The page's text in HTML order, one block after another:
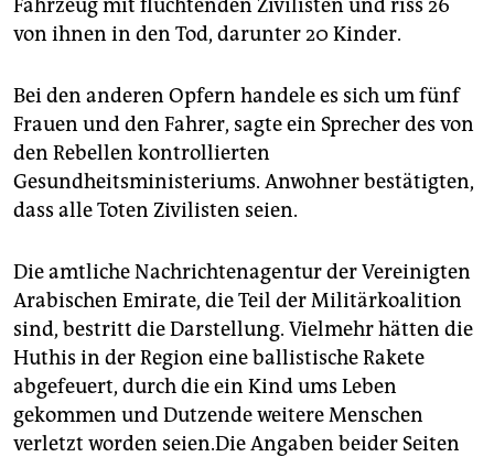
genossenschaft
Fahrzeug mit flüchtenden Zivilisten und riss 26
von ihnen in den Tod, darunter 20 Kinder.
Bei den anderen Opfern handele es sich um fünf
Frauen und den Fahrer, sagte ein Sprecher des von
den Rebellen kontrollierten
Gesundheitsministeriums. Anwohner bestätigten,
dass alle Toten Zivilisten seien.
Die amtliche Nachrichtenagentur der Vereinigten
Arabischen Emirate, die Teil der Militärkoalition
sind, bestritt die Darstellung. Vielmehr hätten die
Huthis in der Region eine ballistische Rakete
abgefeuert, durch die ein Kind ums Leben
gekommen und Dutzende weitere Menschen
verletzt worden seien.Die Angaben beider Seiten